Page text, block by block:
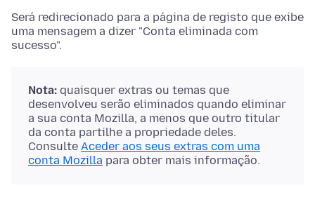
Será redirecionado para a página de registo que exibe
uma mensagem a dizer "Conta eliminada com
sucesso".
Nota: quaisquer extras ou temas que
desenvolveu serão eliminados quando eliminar
a sua conta Mozilla, a menos que outro titular
da conta partilhe a propriedade deles.
Consulte Aceder aos seus extras com uma
conta Mozilla para obter mais informação.